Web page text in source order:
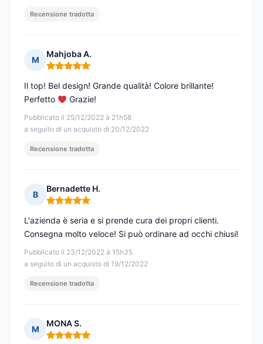
Recensione tradotta
M
Mahjoba A.
Nota: 5 su 5
Pubblicato il 25/12/2022 à 21h58
a seguito di un acquisto di 20/12/2022
Il top! Bel design! Grande qualità! Colore brillante!
Perfetto
Grazie!
Recensione tradotta
B
Bernadette H.
Nota: 5 su 5
Pubblicato il 23/12/2022 à 15h35
a seguito di un acquisto di 19/12/2022
L'azienda è seria e si prende cura dei propri clienti.
Consegna molto veloce! Si può ordinare ad occhi chiusi!
Recensione tradotta
M
MONA S.
Nota: 5 su 5